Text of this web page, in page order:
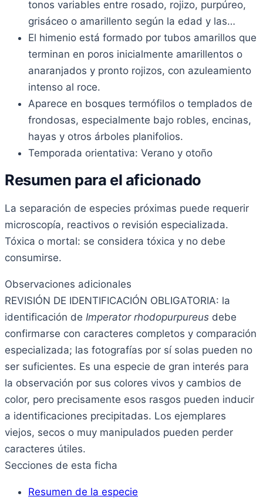
tonos variables entre rosado, rojizo, purpúreo,
grisáceo o amarillento según la edad y las…
El himenio está formado por tubos amarillos que
terminan en poros inicialmente amarillentos o
anaranjados y pronto rojizos, con azuleamiento
intenso al roce.
Aparece en bosques termófilos o templados de
frondosas, especialmente bajo robles, encinas,
hayas y otros árboles planifolios.
Temporada orientativa: Verano y otoño
Resumen para el aficionado
La separación de especies próximas puede requerir
microscopía, reactivos o revisión especializada.
Tóxica o mortal: se considera tóxica y no debe
consumirse.
Observaciones adicionales
REVISIÓN DE IDENTIFICACIÓN OBLIGATORIA: la
identificación de Imperator rhodopurpureus debe
confirmarse con caracteres completos y comparación
especializada; las fotografías por sí solas pueden no
ser suficientes. Es una especie de gran interés para
la observación por sus colores vivos y cambios de
color, pero precisamente esos rasgos pueden inducir
a identificaciones precipitadas. Los ejemplares
viejos, secos o muy manipulados pueden perder
caracteres útiles.
Secciones de esta ficha
Resumen de la especie